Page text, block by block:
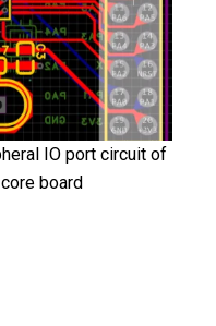
IO port circuit of
board